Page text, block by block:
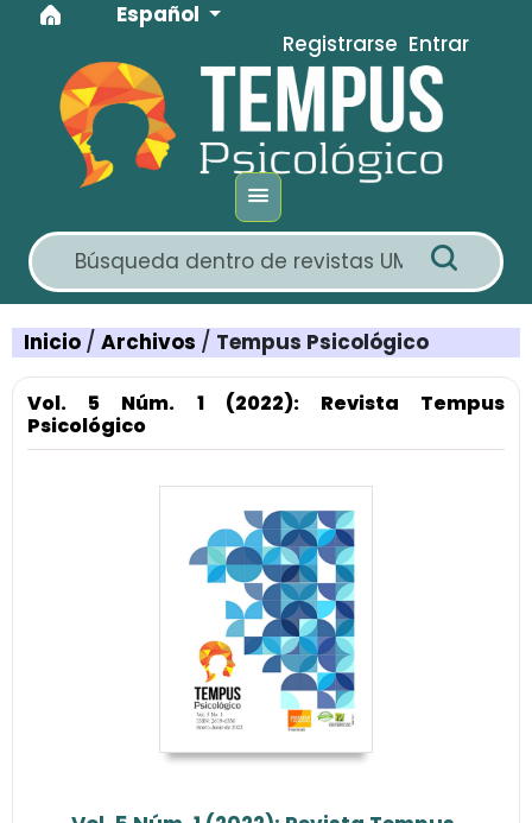
Ir al menú de navegación principal
Ir al contenido principal
Ir al pie de página del sitio
Idioma
Español
Registrarse Entrar
Inicio / Archivos / Tempus Psicológico
Vol. 5 Núm. 1 (2022): Revista Tempus
Psicológico